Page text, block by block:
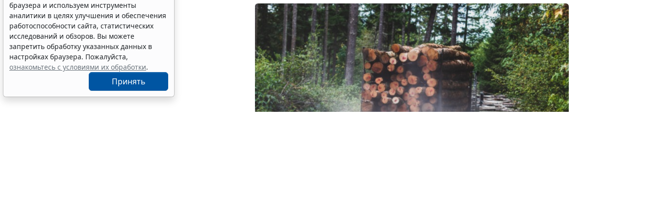
браузера и используем инструменты
аналитики в целях улучшения и обеспечения
работоспособности сайта, статистических
исследований и обзоров. Вы можете
запретить обработку указанных данных в
настройках браузера. Пожалуйста,
ознакомьтесь с условиями их обработки.
Принять